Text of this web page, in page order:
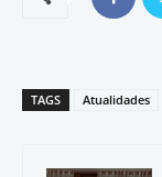
TAGS Atualidades